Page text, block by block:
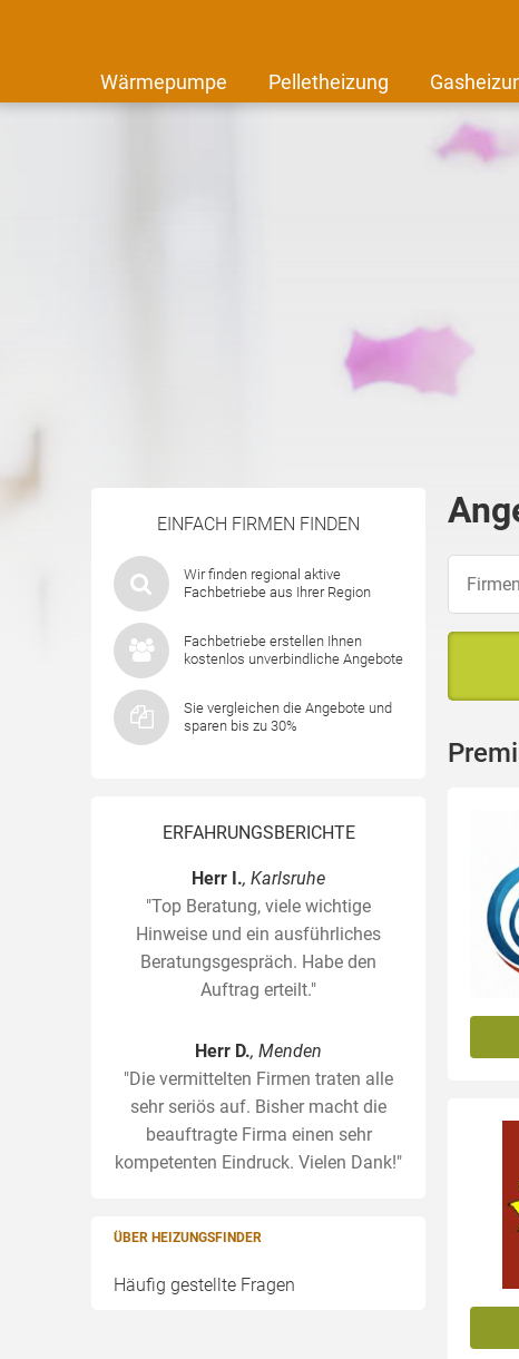
Wärmepumpe Pelletheizung
EINFACH FIRMEN FINDEN
Wir finden regional aktive
Fachbetriebe aus Ihrer Region
Fachbetriebe erstellen Ihnen
kostenlos unverbindliche Angebote
Sie vergleichen die Angebote und
sparen bis zu 30%
ERFAHRUNGSBERICHTE
Herr I., Karlsruhe
"Top Beratung, viele wichtige
Hinweise und ein ausführliches
Beratungsgespräch. Habe den
Auftrag erteilt."
Herr D., Menden
"Die vermittelten Firmen traten alle
sehr seriös auf. Bisher macht die
beauftragte Firma einen sehr
kompetenten Eindruck. Vielen Dank!"
ÜBER HEIZUNGSFINDER
Häufig gestellte Fragen